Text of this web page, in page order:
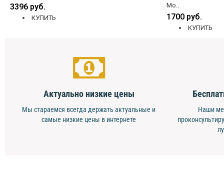
3396 руб.
КУПИТЬ
Мо..
1700 руб.
КУПИТЬ
Актуально низкие цены
Мы стараемся всегда держать актуальные и
самые низкие цены в интернете
Наши